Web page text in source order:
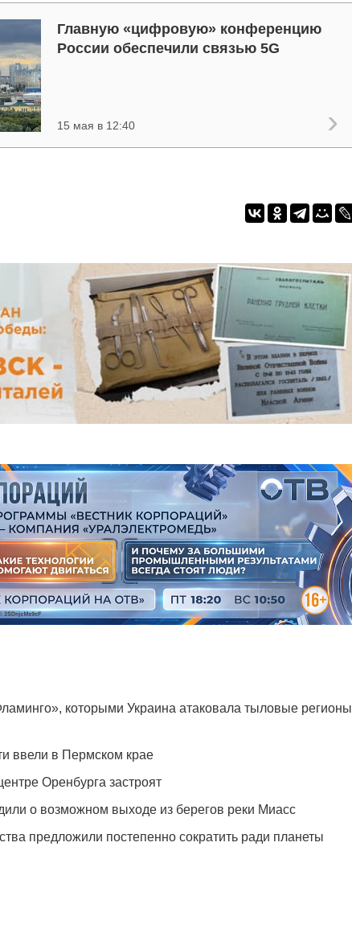
Главную «цифровую» конференцию
России обеспечили связью 5G
15 мая в 12:40
которыми Украина атаковала тыловые регионы
ввели в Пермском крае
Оренбурга застроят
о возможном выходе из берегов реки Миасс
предложили постепенно сократить ради планеты